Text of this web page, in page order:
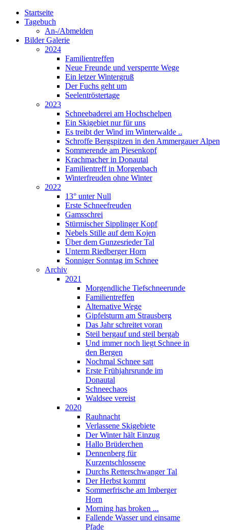
Startseite
Tagebuch
An-/Abmelden
Bilder Galerie
2024
Familientreffen
Neue Freunde und versperrte Wege
Ein letzer Wintergruß
Der Fuchs geht um
Seelentröstertage
2023
Schneebaderei am Hochschelpen
Ein Skigebiet nur für uns
Es treibt der Wind im Winterwalde ..
Schroffe Bergspitzen in den Ammergauer Alpen
Sommerende am Piesenkopf
Krachmacher in Donautal
Familientreff in Morgenbach
Winterfreuden ohne Winter
2022
13° unter Null
Erste Schneefreuden
Gamsschrei
Stürmischer Sipplinger Kopf
Nebels Stille auf dem Kojen
Über dem Gunzesrieder Tal
Unterm Riedberger Horn
Sonniger Sonntag im Schnee
Archiv
2021
Morgendliche Tiefschneerunde
Familientreffen
Alternative Wege
Gipfelsturm am Strausberg
Das Jahr schreitet voran
Steil bergauf und steil bergab
Und immer noch liegt Schnee in
den Bergen
Nochmal Schnee satt
Erste Frühjahrsrunde im
Donautal
Schneechaos
Waldsee vereist
2020
Rauhnacht
Verlassene Skigebiete
Der Winter hält Einzug
Hallo Brüderchen
Dennenberg für
Kurzentschlossene
Durchs Retterschwanger Tal
Der Herbst kommt
Sommerfrische am Imberger
Horn
Morning has broken ...
Fallende Wasser und einsame
Pfade